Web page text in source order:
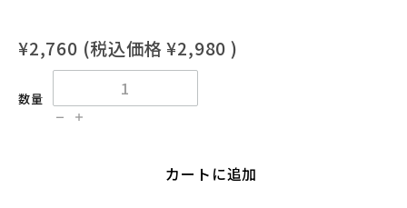
¥2,760 (税込価格¥2,980 )
数量
カートに追加